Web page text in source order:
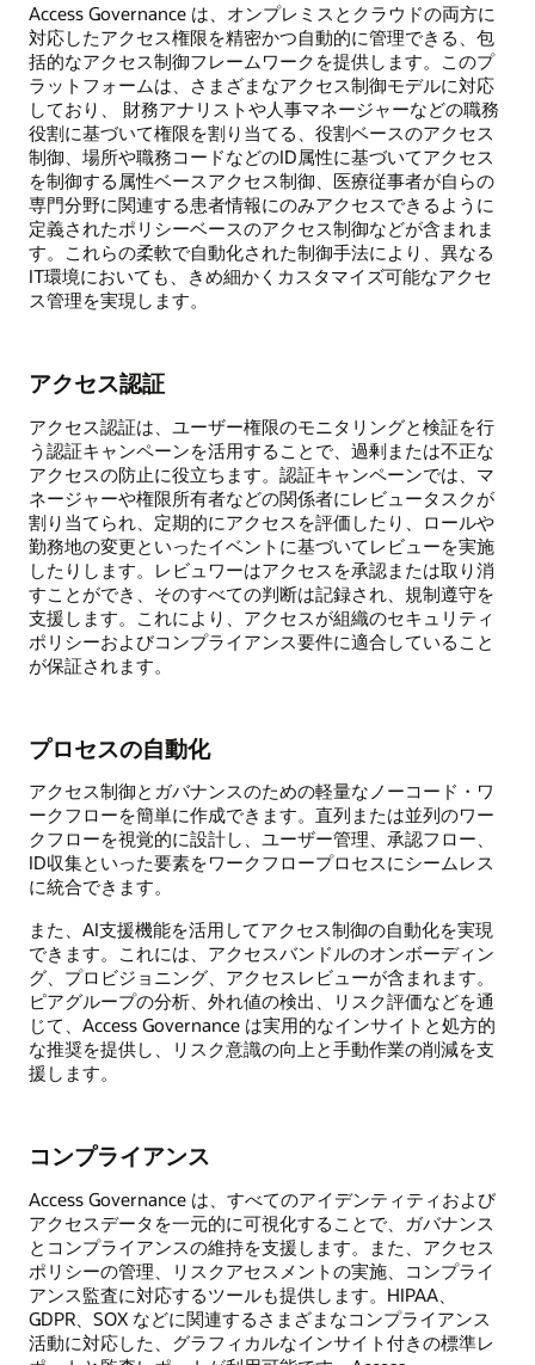
Access Governance は、オンプレミスとクラウドの両方に
対応したアクセス権限を精密かつ自動的に管理できる、包
括的なアクセス制御フレームワークを提供します。このプ
ラットフォームは、さまざまなアクセス制御モデルに対応
しており、 財務アナリストや人事マネージャーなどの職務
役割に基づいて権限を割り当てる、役割ベースのアクセス
制御、場所や職務コードなどのID属性に基づいてアクセス
を制御する属性ベースアクセス制御、医療従事者が自らの
専門分野に関連する患者情報にのみアクセスできるように
定義されたポリシーベースのアクセス制御などが含まれま
す。これらの柔軟で自動化された制御手法により、異なる
IT環境においても、きめ細かくカスタマイズ可能なアクセ
ス管理を実現します。
アクセス認証
アクセス認証は、ユーザー権限のモニタリングと検証を行
う認証キャンペーンを活用することで、過剰または不正な
アクセスの防止に役立ちます。認証キャンペーンでは、マ
ネージャーや権限所有者などの関係者にレビュータスクが
割り当てられ、定期的にアクセスを評価したり、ロールや
勤務地の変更といったイベントに基づいてレビューを実施
したりします。レビュワーはアクセスを承認または取り消
すことができ、そのすべての判断は記録され、規制遵守を
支援します。これにより、アクセスが組織のセキュリティ
ポリシーおよびコンプライアンス要件に適合していること
が保証されます。
プロセスの自動化
アクセス制御とガバナンスのための軽量なノーコード・ワ
ークフローを簡単に作成できます。直列または並列のワー
クフローを視覚的に設計し、ユーザー管理、承認フロー、
ID収集といった要素をワークフロープロセスにシームレス
に統合できます。
また、AI支援機能を活用してアクセス制御の自動化を実現
できます。これには、アクセスバンドルのオンボーディン
グ、プロビジョニング、アクセスレビューが含まれます。
ピアグループの分析、外れ値の検出、リスク評価などを通
じて、Access Governance は実用的なインサイトと処方的
な推奨を提供し、リスク意識の向上と手動作業の削減を支
援します。
コンプライアンス
Access Governance は、すべてのアイデンティティおよび
アクセスデータを一元的に可視化することで、ガバナンス
とコンプライアンスの維持を支援します。また、アクセス
ポリシーの管理、リスクアセスメントの実施、コンプライ
アンス監査に対応するツールも提供します。HIPAA、
GDPR、SOX などに関連するさまざまなコンプライアンス
活動に対応した、グラフィカルなインサイト付きの標準レ